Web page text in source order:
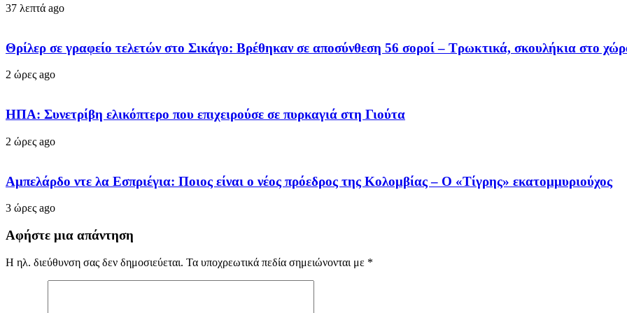
37 λεπτά ago
Θρίλερ σε γραφείο τελετών στο Σικάγο: Βρέθηκαν σε αποσύνθεση 56 σοροί – Τρωκτικά, σκουλήκια στο
2 ώρες ago
ΗΠΑ: Συνετρίβη ελικόπτερο που επιχειρούσε σε πυρκαγιά στη Γιούτα
2 ώρες ago
Αμπελάρδο ντε λα Εσπριέγια: Ποιος είναι ο νέος πρόεδρος της Κολομβίας – Ο «Τίγρης» εκατομμυριούχος
3 ώρες ago
Αφήστε μια απάντηση
Η ηλ. διεύθυνση σας δεν δημοσιεύεται. Τα υποχρεωτικά πεδία σημειώνονται με *